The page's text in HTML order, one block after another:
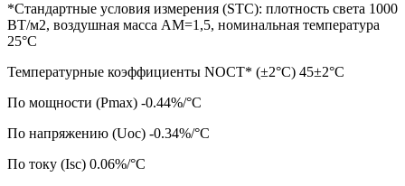
*Стандартные условия измерения (STC): плотность света 1000
ВТ/м2, воздушная масса АМ=1,5, номинальная температура
25°С
Температурные коэффициенты NOCT* (±2°С) 45±2°C
По мощности (Pmax) -0.44%/°C
По напряжению (Uoc) -0.34%/°C
По току (Isc) 0.06%/°C